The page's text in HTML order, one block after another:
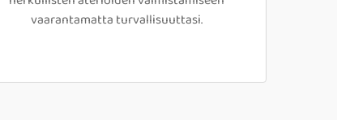
vaarantamatta turvallisuuttasi.